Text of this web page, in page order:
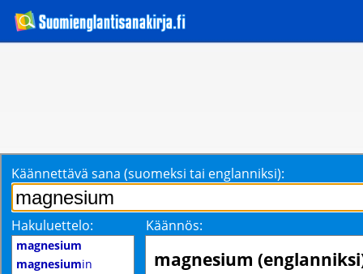
Käännettävä sana (suomeksi tai englanniksi):
Hakuluettelo: Käännös:
magnesium
magnesiumin
magnesium